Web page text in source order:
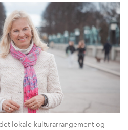
lokale kulturarrangement og